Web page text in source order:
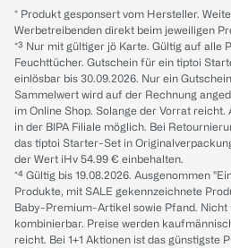
* Produkt gesponsert vom Hersteller.
Werbetreibenden direkt beim jeweiligen
*³ Nur mit gültiger jö Karte. Gültig auf alle
Feuchttücher. Gutschein für ein tiptoi
einlösbar bis 30.09.2026. Nur ein
Sammelwert wird auf der Rechnung
im Online Shop. Solange der Vorrat
in der BIPA Filiale möglich. Bei
das tiptoi Starter-Set in
der Wert iHv 54.99 € einbehalten.
*⁴ Gültig bis 19.08.2026. Ausgenommen
Produkte, mit SALE gekennzeichnete
Baby-Premium-Artikel sowie Pfand.
kombinierbar. Preise werden
reicht. Bei 1+1 Aktionen ist das günstigste